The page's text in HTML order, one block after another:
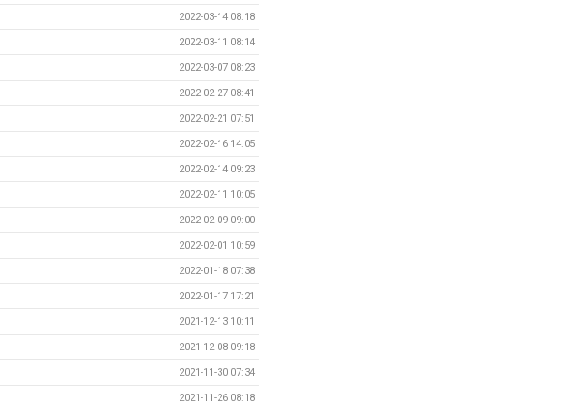
2022-03-14 08:18
2022-03-11 08:14
2022-03-07 08:23
2022-02-27 08:41
2022-02-21 07:51
2022-02-16 14:05
2022-02-14 09:23
2022-02-11 10:05
2022-02-09 09:00
2022-02-01 10:59
2022-01-18 07:38
2022-01-17 17:21
2021-12-13 10:11
2021-12-08 09:18
2021-11-30 07:34
2021-11-26 08:18